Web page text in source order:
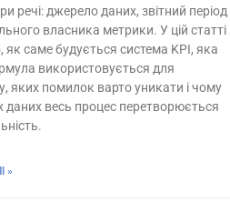
речі: джерело даних, звітний період
власника метрики. У цій статті
як саме будується система KPI, яка
використовується для
яких помилок варто уникати і чому
даних весь процес перетворюється
»